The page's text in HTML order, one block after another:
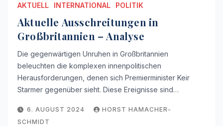
AKTUELL INTERNATIONAL POLITIK
Aktuelle Ausschreitungen in
Großbritannien – Analyse
Die gegenwärtigen Unruhen in Großbritannien
beleuchten die komplexen innenpolitischen
Herausforderungen, denen sich Premierminister Keir
Starmer gegenüber sieht. Diese Ereignisse sind…
6. AUGUST 2024
HORST HAMACHER-
SCHMIDT